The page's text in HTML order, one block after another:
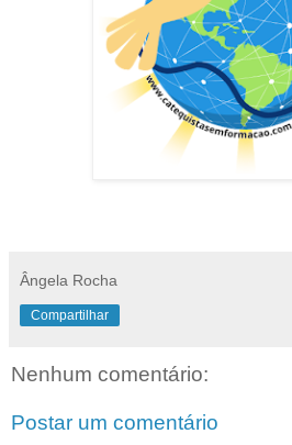
Ângela Rocha
Compartilhar
Nenhum comentário:
Postar um comentário